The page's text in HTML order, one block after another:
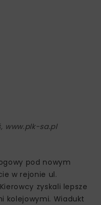
www.plk-sa.pl
pod nowym
w rejonie ul.
zyskali lepsze
kolejowymi. Wiadukt